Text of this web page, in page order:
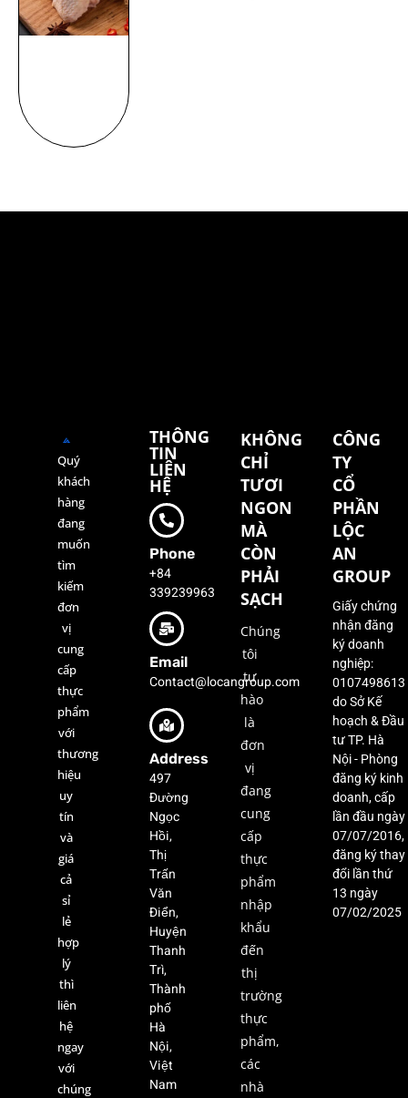
Quý
khách
hàng
đang
muốn
tìm
kiếm
đơn
vị
cung
cấp
thực
phẩm
với
thương
hiệu
uy
tín
và
giá
cả
sỉ
lẻ
hợp
lý
thì
liên
hệ
ngay
với
chúng
THÔNG
TIN
LIÊN
HỆ
Phone
+84
339239963
Email
Contact@locangroup.com
Address
497
Đường
Ngọc
Hồi,
Thị
Trấn
Văn
Điển,
Huyện
Thanh
Trì,
Thành
phố
Hà
Nội,
Việt
Nam
KHÔNG
CHỈ
TƯƠI
NGON
MÀ
CÒN
PHẢI
SẠCH
Chúng
tôi
tự
hào
là
đơn
vị
đang
cung
cấp
thực
phẩm
nhập
khẩu
đến
thị
trường
thực
phẩm,
các
nhà
CÔNG
TY
CỔ
PHẦN
LỘC
AN
GROUP
Giấy chứng
nhận đăng
ký doanh
nghiệp:
0107498613
do Sở Kế
hoạch & Đầu
tư TP. Hà
Nội - Phòng
đăng ký kinh
doanh, cấp
lần đầu ngày
07/07/2016,
đăng ký thay
đổi lần thứ
13 ngày
07/02/2025